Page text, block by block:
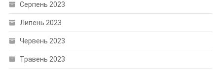
Серпень 2023
Липень 2023
Червень 2023
Травень 2023